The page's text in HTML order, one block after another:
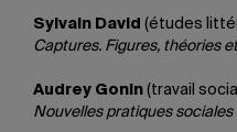
Sylvain David (études
Captures. Figures, théories
Audrey Gonin (travail
Nouvelles pratiques sociales